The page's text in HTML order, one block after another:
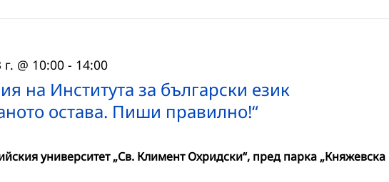
на Института за български език
остава. Пиши правилно!“
@ 10:00- 14:00
университет „Св. Климент Охридски“, пред парка „Княжевска